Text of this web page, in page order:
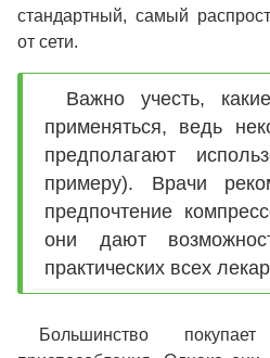
стандартный, самый
от сети.
Важно учесть,
применяться, ведь
предполагают
примеру). Врачи
предпочтение
они дают
практических всех
Большинство